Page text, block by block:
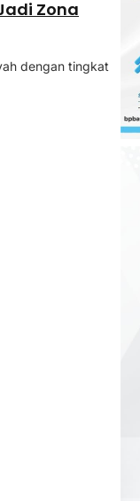
Zona
dengan tingkat